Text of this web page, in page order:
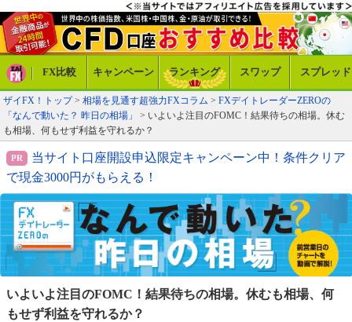
FX比較 キャンペーン ランキング スワップ スプレッド
ザイFX！トップ> 相場を見通す超強力FXコラム > FXデイトレーダーZEROの
「なんで動いた？ 昨日の相場」
> いよいよ注目のFOMC！結果待ちの相場。休む
も相場、何もせず利益を守れるか？
当サイト口座開設申込限定キャンペーン中！条件クリア
で現金3000円がもらえる！
いよいよ注目のFOMC！結果待ちの相場。 休むも相場、何
もせず利益を守れるか？